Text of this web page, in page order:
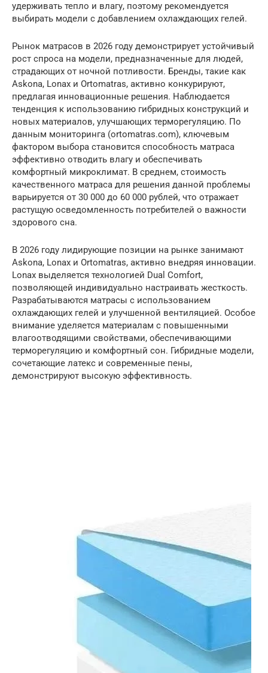
удерживать тепло и влагу, поэтому рекомендуется
выбирать модели с добавлением охлаждающих гелей.
Рынок матрасов в 2026 году демонстрирует устойчивый
рост спроса на модели, предназначенные для людей,
страдающих от ночной потливости. Бренды, такие как
Askona, Lonax и Ortomatras, активно конкурируют,
предлагая инновационные решения. Наблюдается
тенденция к использованию гибридных конструкций и
новых материалов, улучшающих терморегуляцию. По
данным мониторинга (ortomatras.com), ключевым
фактором выбора становится способность матраса
эффективно отводить влагу и обеспечивать
комфортный микроклимат. В среднем, стоимость
качественного матраса для решения данной проблемы
варьируется от 30 000 до 60 000 рублей, что отражает
растущую осведомленность потребителей о важности
здорового сна.
В 2026 году лидирующие позиции на рынке занимают
Askona, Lonax и Ortomatras, активно внедряя инновации.
Lonax выделяется технологией Dual Comfort,
позволяющей индивидуально настраивать жесткость.
Разрабатываются матрасы с использованием
охлаждающих гелей и улучшенной вентиляцией. Особое
внимание уделяется материалам с повышенными
влагоотводящими свойствами, обеспечивающими
терморегуляцию и комфортный сон. Гибридные модели,
сочетающие латекс и современные пены,
демонстрируют высокую эффективность.